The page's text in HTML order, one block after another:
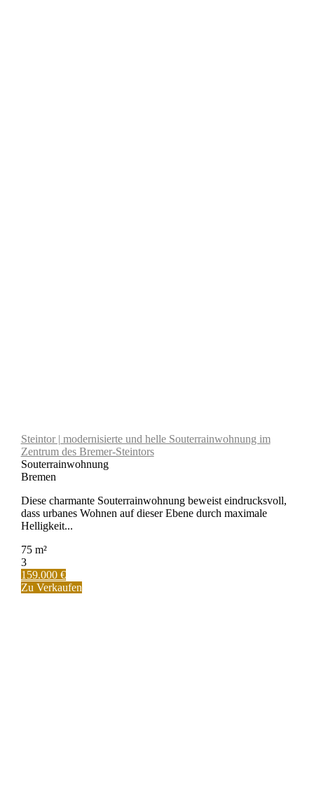
Steintor | modernisierte und helle Souterrainwohnung im
Zentrum des Bremer-Steintors
Souterrainwohnung
Bremen
Diese charmante Souterrainwohnung beweist eindrucksvoll,
dass urbanes Wohnen auf dieser Ebene durch maximale
Helligkeit...
75 m²
3
159.000 €
Zu Verkaufen